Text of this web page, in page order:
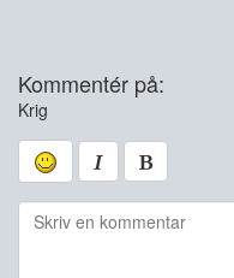
Kommentér på:
Krig